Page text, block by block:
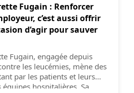
Fugain : Renforcer
c’est aussi offrir
d’agir pour sauver
Fugain, engagée depuis
les leucémies, mène des
par les patients et leurs
hospitalières. Sa